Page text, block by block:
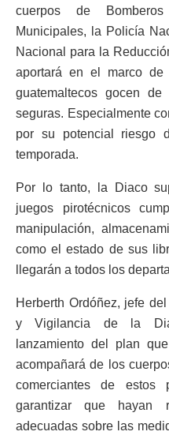
cuerpos de
Municipales, la Policía
Nacional para la
aportará en el marco
guatemaltecos gocen
seguras. Especialmente
por su potencial riesgo
temporada.
Por lo tanto, la Diaco
juegos pirotécnicos
manipulación,
como el estado de sus
llegarán a todos los
Herberth Ordóñez, jefe
y Vigilancia de la
lanzamiento del plan
acompañará de los
comerciantes de estos
garantizar que hayan
adecuadas sobre las